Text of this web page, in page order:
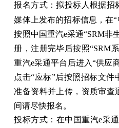
报名方式：拟投标人根据招
媒体上发布的招标信息，在“
按照中国重汽e采通“SRM非
册，注册完毕后按照“SRM
重汽e采通平台后进入“供应
点击“应标”后按照招标文件
准备资料并上传，资质审查
间请尽快报名。
投标方式：在中国重汽e采